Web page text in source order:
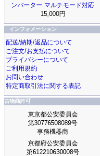
ンバーター マルチモード対応
15,000円
インフォメーション
配送/納期/返品について
ご注文/お支払について
プライバシーについて
ご利用規約
お問い合わせ
特定商取引法に関する表記
古物商許可
東京都公安委員会
第30776508089号
事務機器商
京都府公安委員会
第612210630008号